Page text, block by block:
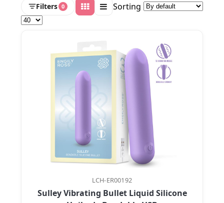
Filters 0 Sorting
LCH-ER00192
Sulley Vibrating Bullet Liquid Silicone